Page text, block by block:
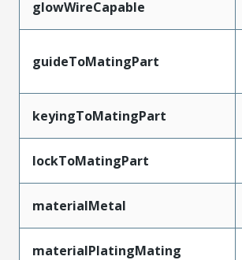
glowWireCapable
guideToMatingPart
keyingToMatingPart
lockToMatingPart
materialMetal
materialPlatingMating